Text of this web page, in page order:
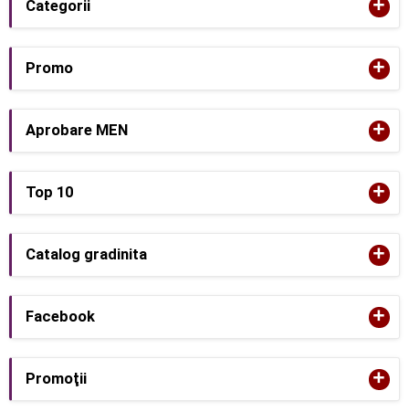
Categorii +
Promo +
Aprobare MEN +
Top 10 +
Catalog gradinita +
Facebook +
Promoţii +